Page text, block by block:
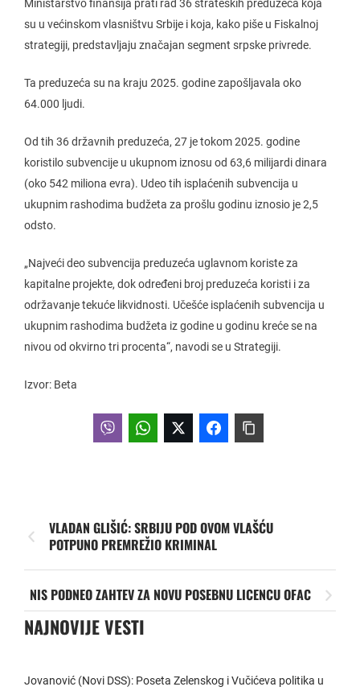
Ministarstvo finansija prati rad 36 strateških preduzeća koja
su u većinskom vlasništvu Srbije i koja, kako piše u Fiskalnoj
strategiji, predstavljaju značajan segment srpske privrede.
Ta preduzeća su na kraju 2025. godine zapošljavala oko
64.000 ljudi.
Od tih 36 državnih preduzeća, 27 je tokom 2025. godine
koristilo subvencije u ukupnom iznosu od 63,6 milijardi dinara
(oko 542 miliona evra). Udeo tih isplaćenih subvencija u
ukupnim rashodima budžeta za prošlu godinu iznosio je 2,5
odsto.
„Najveći deo subvencija preduzeća uglavnom koriste za
kapitalne projekte, dok određeni broj preduzeća koristi i za
održavanje tekuće likvidnosti. Učešće isplaćenih subvencija u
ukupnim rashodima budžeta iz godine u godinu kreće se na
nivou od okvirno tri procenta“, navodi se u Strategiji.
Izvor: Beta
VLADAN GLIŠIĆ: SRBIJU POD OVOM VLAŠĆU
POTPUNO PREMREŽIO KRIMINAL
NIS PODNEO ZAHTEV ZA NOVU POSEBNU LICENCU OFAC
NAJNOVIJE VESTI
Jovanović (Novi DSS): Poseta Zelenskog i Vučićeva politika u